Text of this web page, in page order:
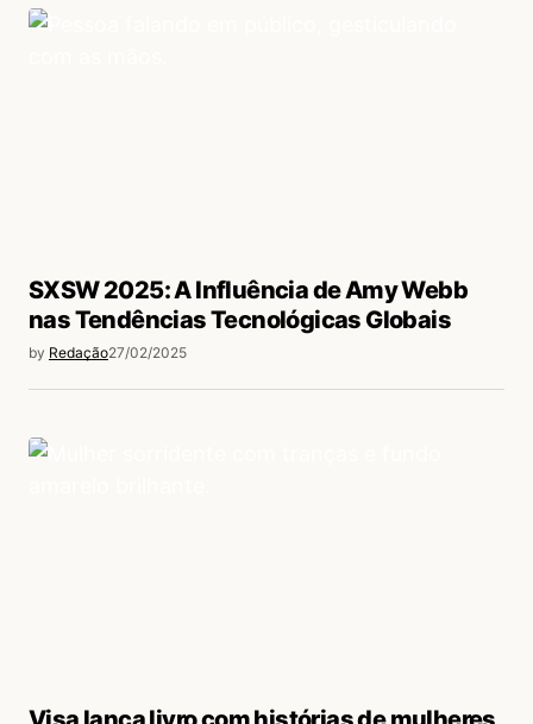
SXSW 2025: A Influência de Amy Webb
nas Tendências Tecnológicas Globais
by Redação27/02/2025